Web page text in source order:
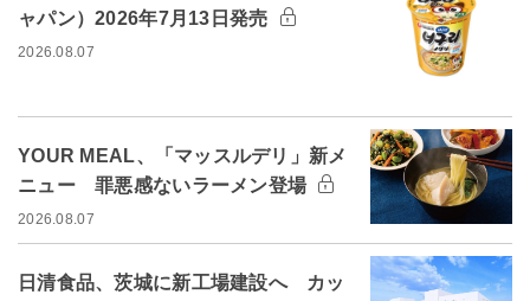
ャパン）2026年7月13日発売
2026.08.07
YOUR MEAL、「マッスルデリ」新メ
ニュー 罪悪感ないラーメン登場
2026.08.07
日清食品、茨城に新工場建設へ カッ